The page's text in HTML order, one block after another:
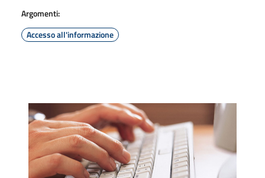
Argomenti:
Accesso all'informazione